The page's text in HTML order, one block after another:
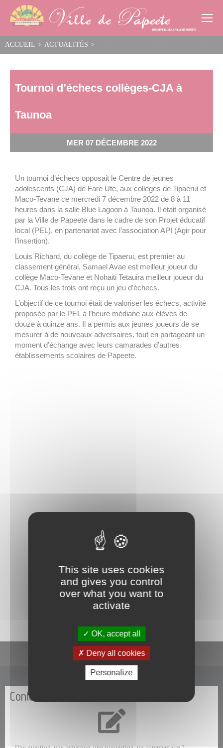
ACCUEIL > ACTUALITÉS >
Tournoi d’échecs collèges-CJA à
Taunoa
MER 07 DÉCEMBRE 2022
Un tournoi d’échecs opposait le Centre de jeunes
adolescents (CJA) de Fare Ute, aux collèges de Tipaerui et
Maco-Tevane ce mercredi 7 décembre 2022 de 8 à 11
heures dans la salle Blue Lagoon à Taunoa. Il était organisé
par la Ville de Papeete dans le cadre de son Projet éducatif
local (PEL), en partenariat avec l’association API (Agir pour
l’insertion).
Louis Richard, du collège de Tipaerui, est premier au
classement général, Samael Avae est meilleur joueur du
collège Maco-Tevane et Nohaiti Tetauira meilleur joueur du
CJA. Tous les trois ont reçu un jeu d’échecs.
L’objectif de ce tournoi était de valoriser les échecs, activité
proposée par le PEL à l’heure médiane aux élèves de
douze à quinze ans. Il a permis aux jeunes joueurs de se
mesurer à de nouveaux adversaires, tout en partageant un
moment d’échange avec leurs camarades d’autres
établissements scolaires de Papeete.
La commune de Papeete traite les données recueillies pour
répondre à votre demande d’information. Pour en savoir plus sur la
gestion de vos données personnelles et pour exercer vos droits,
POLITIQUE DE CONFIDENTIALITÉ
En un clic
Contactez-nous
Cookies management panel
This site uses cookies
and gives you control
over what you want to
activate
OK, accept all
Deny all cookies
Personalize